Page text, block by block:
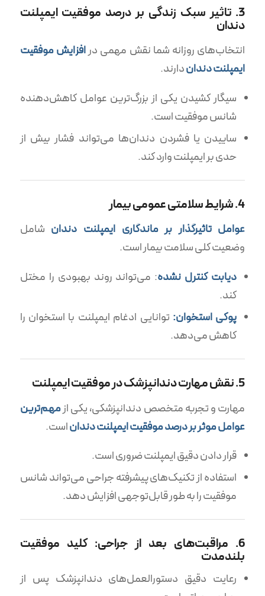
3. تاثیر سبک زندگی بر درصد موفقیت ایمپلنت
دندان
انتخاب‌های روزانه شما نقش مهمی درافزایش موفقیت
ایمپلنت دنداندارند.
سیگار کشیدن یکی از بزرگ‌ترین عوامل کاهش‌دهنده
شانس موفقیت است.
ساییدن یا فشردن دندان‌ها می‌تواند فشار بیش از
حدی بر ایمپلنت وارد کند.
4. شرایط سلامتی عمومی بیمار
عوامل تاثیرگذار بر ماندگاری ایمپلنت دندان شامل
وضعیت کلی سلامت بیمار است.
دیابت کنترل نشده: می‌تواند روند بهبودی را مختل
کند.
پوکی استخوان: توانایی ادغام ایمپلنت با استخوان را
کاهش می‌دهد.
5. نقش مهارت دندانپزشک در موفقیت ایمپلنت
مهارت و تجربه متخصص دندانپزشکی، یکی ازمهم‌ترین
عوامل موثر بر درصد موفقیت ایمپلنت دنداناست.
قرار دادن دقیق ایمپلنت ضروری است.
استفاده از تکنیک‌های پیشرفته جراحی می‌تواند شانس
موفقیت را به طور قابل‌توجهی افزایش دهد.
6. مراقبت‌های بعد از جراحی: کلید موفقیت
بلندمدت
رعایت دقیق دستورالعمل‌های دندانپزشک پس از